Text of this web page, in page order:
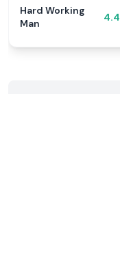
Hard Working
Man
4.4